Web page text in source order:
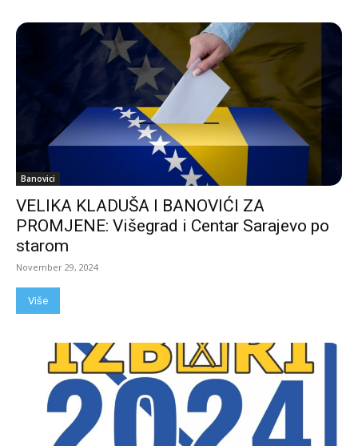
Banovici
VELIKA KLADUŠA I BANOVIĆI ZA
PROMJENE: Višegrad i Centar Sarajevo po
starom
November 29, 2024
Više